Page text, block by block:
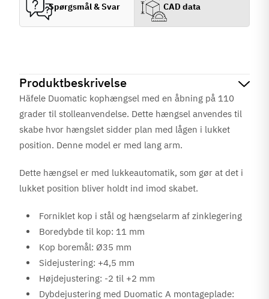
Produktbeskrivelse
Häfele Duomatic kophængsel med en åbning på 110
gradertil stolleanvendelse. Dette hængsel anvendes til
skabe hvor hængslet sidder plan med lågen i lukket
position. Denne model er med lang arm.
Dette hængsel er med lukkeautomatik, som gør at det i
lukket position bliver holdt ind imod skabet.
Forniklet kop i stål og hængselarm af zinklegering
Boredybde til kop: 11 mm
Kop boremål: Ø35 mm
Sidejustering: +4,5 mm
Højdejustering: -2 til +2 mm
Dybdejustering med Duomatic A montageplade:
Spørgsmål & Svar CAD data